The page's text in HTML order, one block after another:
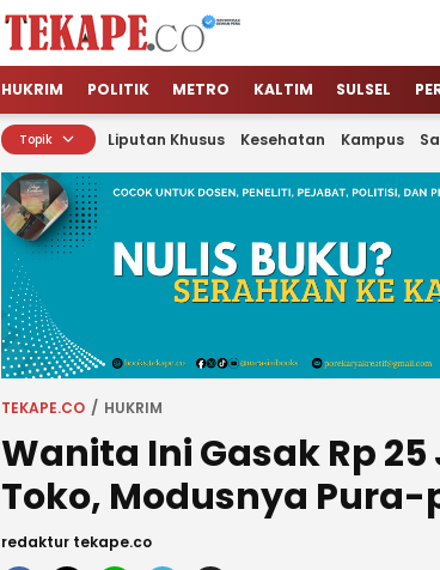
Tekape.co
Jendela Informasi Kita
HUKRIM POLITIK METRO KALTIM SULSEL
Topik Liputan Khusus Kesehatan Kampus
TEKAPE.CO HUKRIM
Wanita Ini Gasak Rp
Toko, Modusnya Pura-
redaktur tekape.co